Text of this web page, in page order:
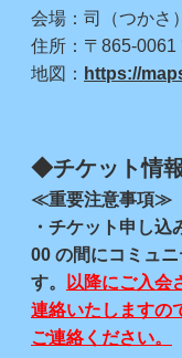
会場：司（つかさ
住所：〒865-0061
地図： https://
◆チケット情
≪重要注意事項≫
・チケット申し
00 の間にコミュ
す。
以降にご入会
連絡いたしますの
ご連絡ください。